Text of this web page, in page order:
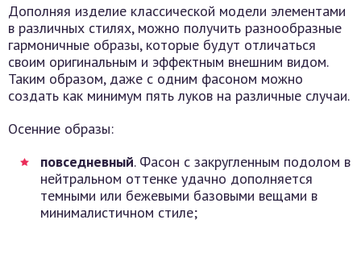
Дополняя изделие классической модели элементами
в различных стилях, можно получить разнообразные
гармоничные образы, которые будут отличаться
своим оригинальным и эффектным внешним видом.
Таким образом, даже с одним фасоном можно
создать как минимум пять луков на различные случаи.
Осенние образы:
повседневный. Фасон с закругленным подолом в
нейтральном оттенке удачно дополняется
темными или бежевыми базовыми вещами в
минималистичном стиле;